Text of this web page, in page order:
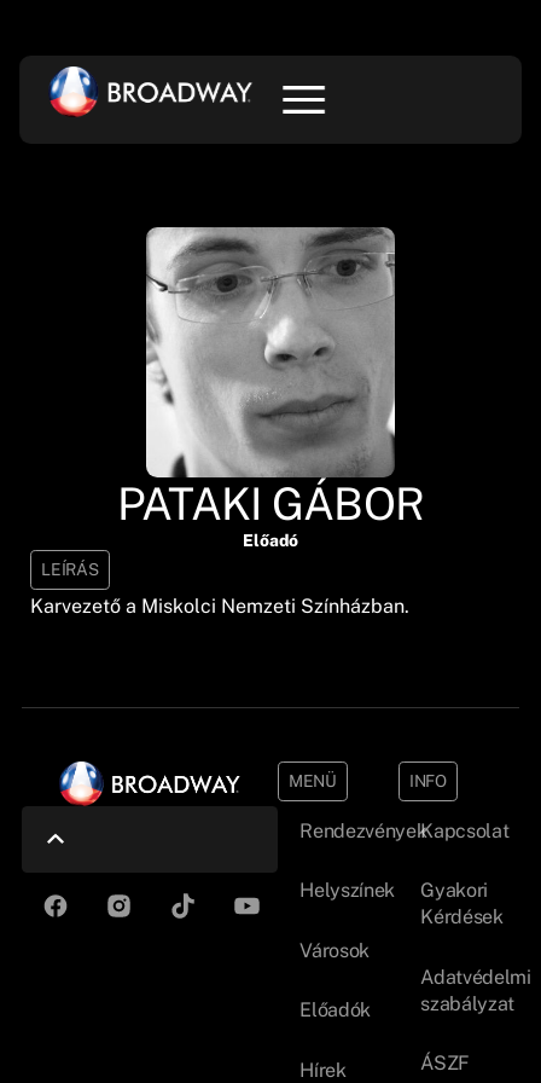
PATAKI GÁBOR
Előadó
LEÍRÁS
Karvezető a Miskolci Nemzeti Színházban.
MENÜ
Rendezvények
Helyszínek
Városok
Előadók
Hírek
INFO
Kapcsolat
Gyakori
Kérdések
Adatvédelmi
szabályzat
ÁSZF